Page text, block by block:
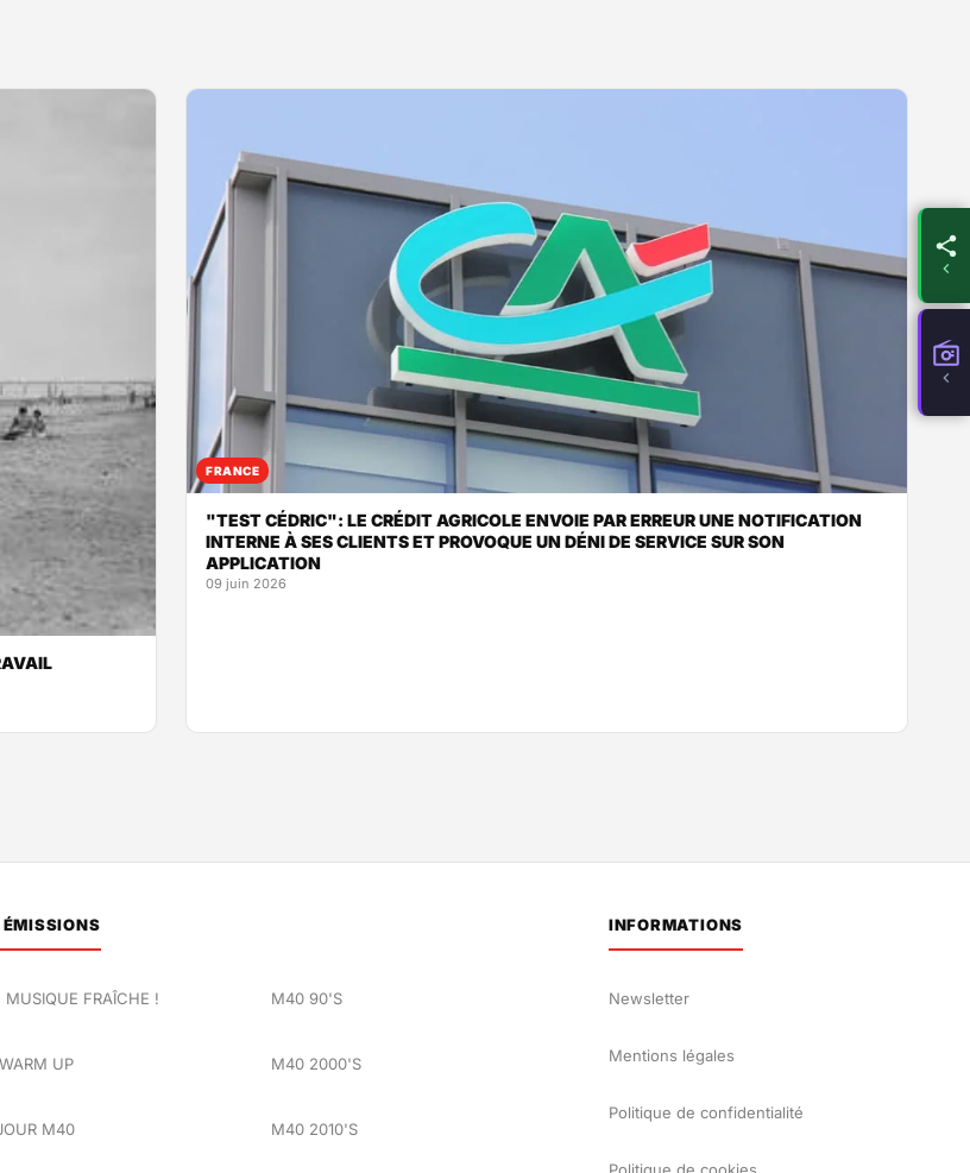
FRANCE
"TEST CÉDRIC": LE CRÉDIT AGRICOLE ENVOIE PAR ERREUR UNE NOTIFICATION
INTERNE À SES CLIENTS ET PROVOQUE UN DÉNI DE SERVICE SUR SON
APPLICATION
09 juin 2026
MUSIQUE FRAÎCHE !
UP
M40
M40 90'S
M40 2000'S
M40 2010'S
INFORMATIONS
Newsletter
Mentions légales
Politique de confidentialité
Politique de cookies